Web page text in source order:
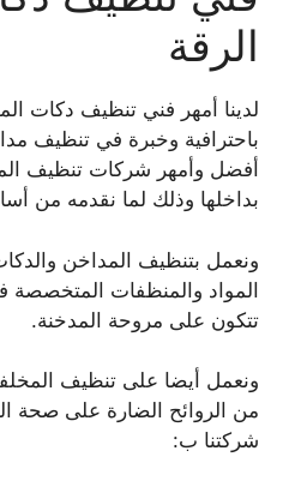
الرقة
لدينا أمهر فني تنظيف دكات
باحترافية وخبرة في تنظيف
أفضل وأمهر شركات تنظيف
بداخلها وذلك لما نقدمه من
ونعمل بتنظيف المداخن
المواد والمنظفات المتخصصة
تتكون على مروحة المدخنة.
ونعمل أيضا على تنظيف
من الروائح الضارة على صحة
شركتنا ب: